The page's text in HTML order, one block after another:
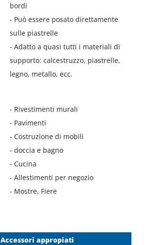
bordi
- Può essere posato direttamente
sulle piastrelle
- Adatto a quasi tutti i materiali di
supporto: calcestruzzo, piastrelle,
legno, metallo, ecc.
- Rivestimenti murali
- Pavimenti
- Costruzione di mobili
- doccia e bagno
- Cucina
- Allestimenti per negozio
- Mostre, Fiere
Accessori appropiati